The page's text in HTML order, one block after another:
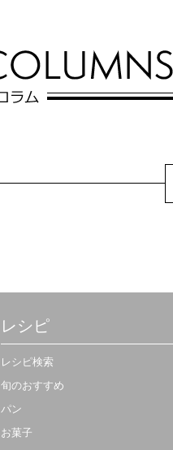
ルシーなのでた...
レシピ
レシピ検索
旬のおすすめ
パン
お菓子